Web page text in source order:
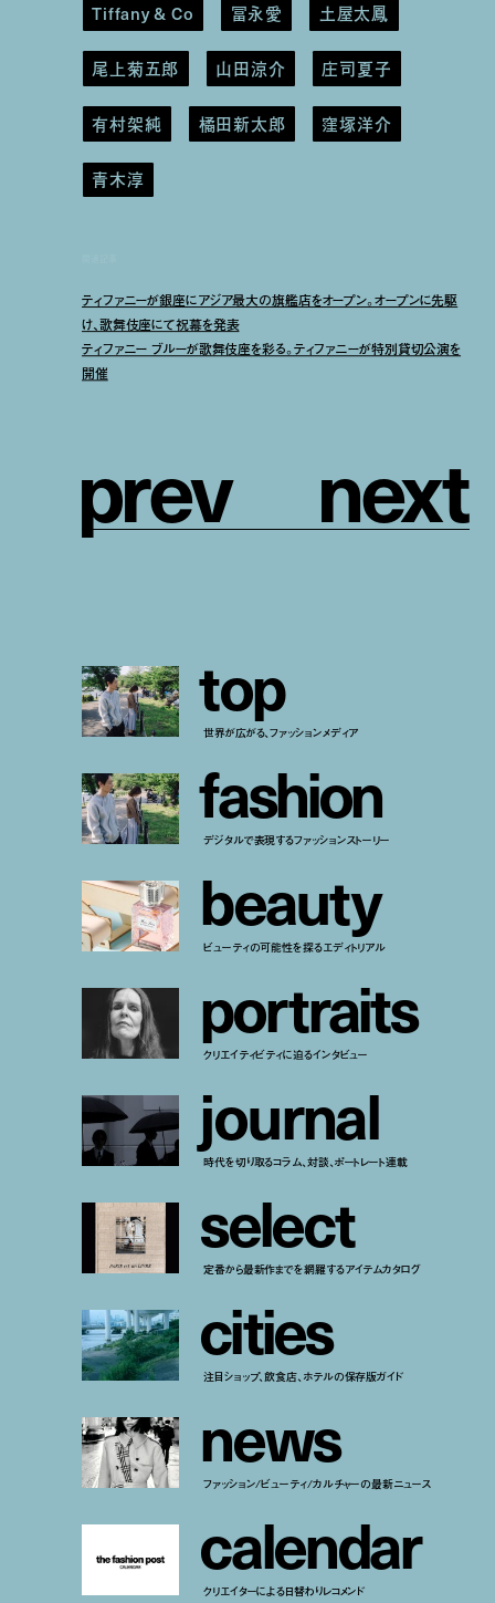
Tiffany & Co 冨永愛 土屋太鳳
尾上菊五郎 山田涼介 庄司夏子
有村架純 橘田新太郎 窪塚洋介
青木淳
ティファニーが銀座にアジア最大の旗艦店をオープン。オープンに先駆
け、歌舞伎座にて祝幕を発表
ティファニー ブルーが歌舞伎座を彩る。ティファニーが特別貸切公演を
開催
prev next
top
世界が広がる、ファッションメディア
fashion
デジタルで表現するファッションストーリー
beauty
ビューティの可能性を探るエディトリアル
portraits
クリエイティビティに迫るインタビュー
journal
時代を切り取るコラム、対談、ポートレート連載
select
定番から最新作までを網羅するアイテムカタログ
cities
注目ショップ、飲食店、ホテルの保存版ガイド
news
ファッション/ビューティ/カルチャーの最新ニュース
calendar
クリエイターによる日替わりレコメンド